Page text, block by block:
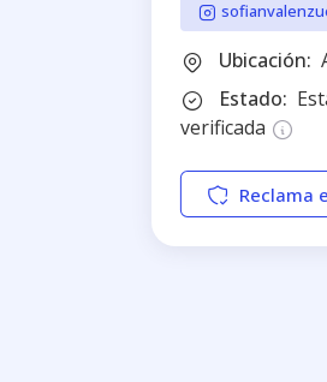
Ubicación:
Estado:
verificada
Reclama